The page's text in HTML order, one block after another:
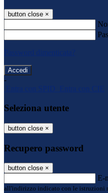
button close ×
Password dimenticata?
-
Entra con SPID
Entra con CIE
Seleziona utente
button close ×
Recupero password
button close ×
E-
all'indirizzo indicato con le istruzioni